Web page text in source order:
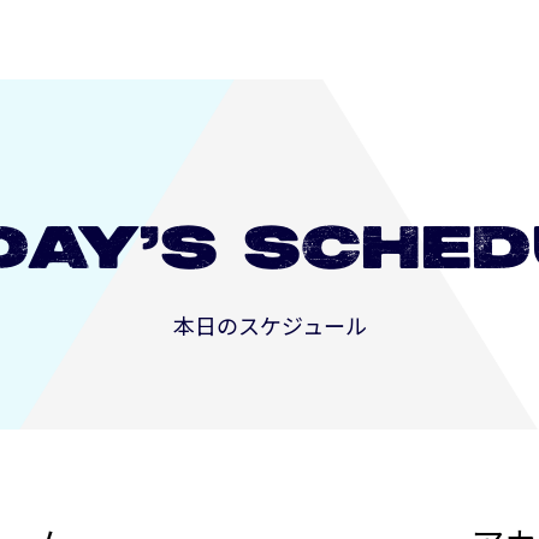
本日のスケジュール